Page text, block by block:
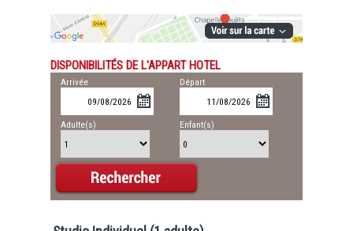
DISPONIBILITÉS DE L'APPART HOTEL
Arrivée Départ
Adulte(s) Enfant(s)